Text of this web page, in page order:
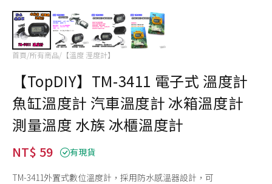
首頁/所有商品/ 【溫度 溼度計】
【TopDIY】TM-3411 電子式 溫度計
魚缸溫度計 汽車溫度計 冰箱溫度計
測量溫度 水族 冰櫃溫度計
NT$ 59 有現貨
TM-3411外置式數位溫度計，採用防水感溫器設計，可